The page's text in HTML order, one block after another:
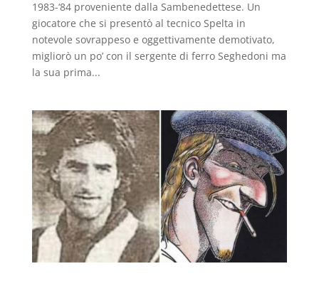
1983-‘84 proveniente dalla Sambenedettese. Un
giocatore che si presentò al tecnico Spelta in
notevole sovrappeso e oggettivamente demotivato,
migliorò un po’ con il sergente di ferro Seghedoni ma
la sua prima...